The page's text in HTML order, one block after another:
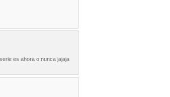
es ahora o nunca jajaja